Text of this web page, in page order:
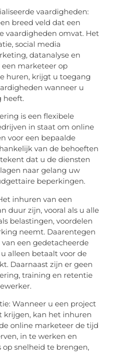
vaardigheden:
breed veld dat een
vaardigheden omvat. Het
social media
datanalyse en
marketeer op
huren, krijgt u toegang
wanneer u
heeft.
is een flexibele
in staat om online
voor een bepaalde
van de behoeften
dat u de diensten
naar gelang uw
beperkingen.
inhuren van een
duur zijn, vooral als u alle
belastingen, voordelen
neemt. Daarentegen
een gedetacheerde
alleen betaalt voor de
Daarnaast zijn er geen
training en retentie
Wanneer u een project
krijgen, kan het inhuren
online marketeer de tijd
in te werken en
snelheid te brengen,